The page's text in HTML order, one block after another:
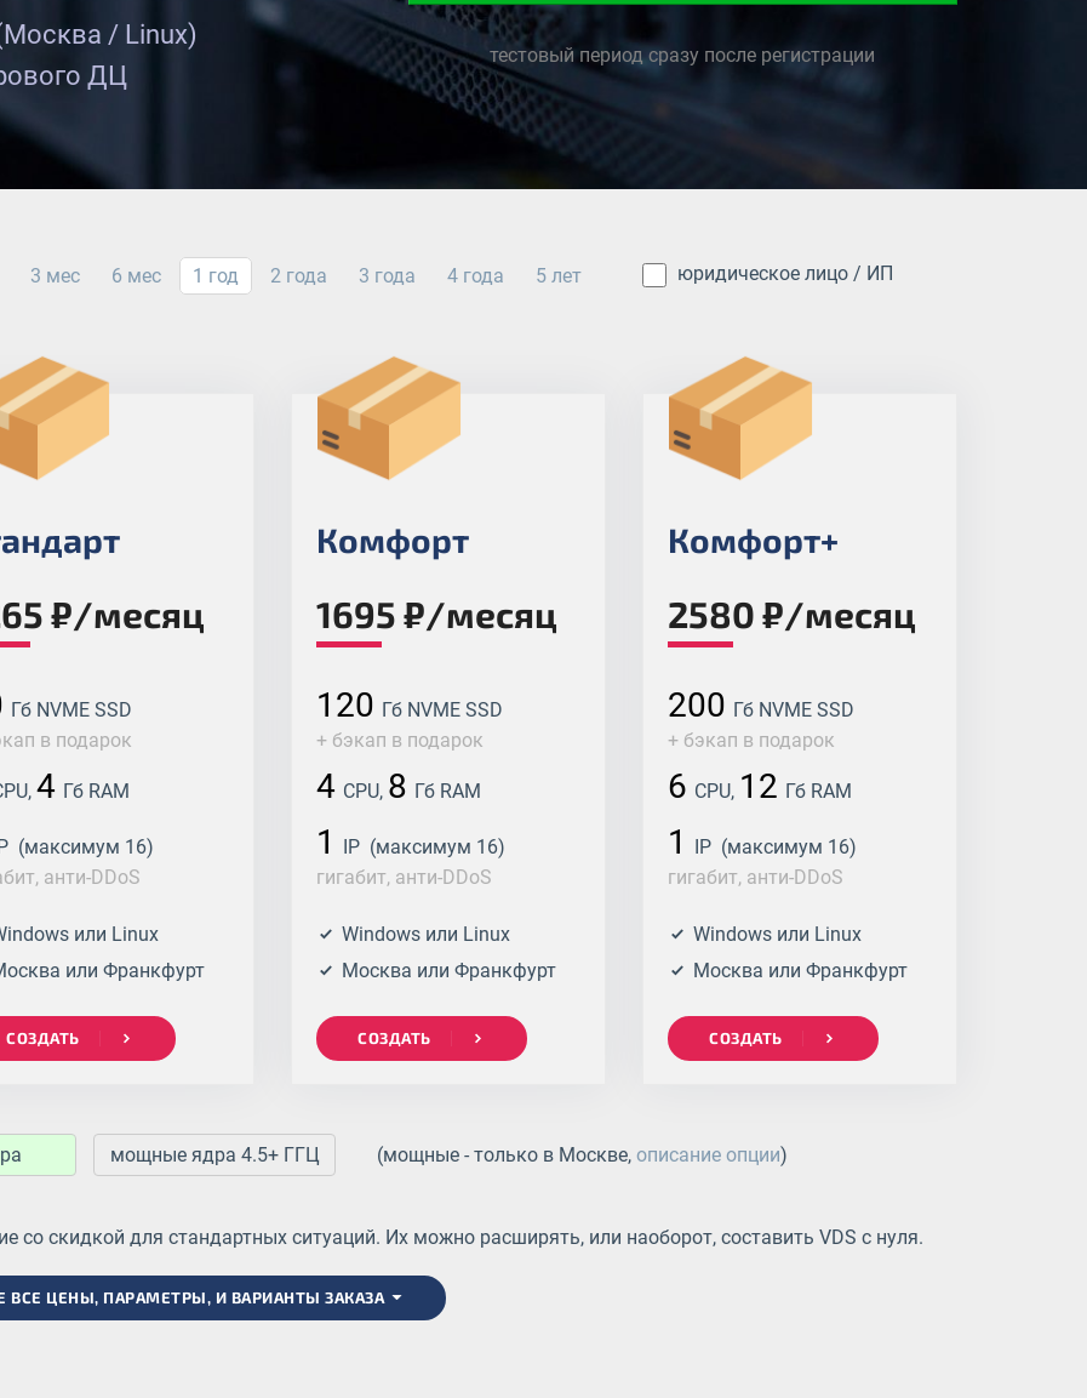
/ Linux)
ДЦ
тестовый период сразу после регистрации
3 мес 6 мес 1 год 2 года 3 года 4 года 5 лет юридическое лицо / ИП
₽/месяц
Гб NVME SSD
в подарок
4 Гб RAM
(максимум 16)
анти-DDoS
или Linux
или Франкфурт
СОЗДАТЬ
Комфорт
1695 ₽/месяц
120 Гб NVME SSD
+ бэкап в подарок
4 CPU, 8 Гб RAM
1
IP (максимум 16)
гигабит, анти-DDoS
Windows или Linux
Москва или Франкфурт
СОЗДАТЬ
Комфорт+
2580 ₽/месяц
200 Гб NVME SSD
+ бэкап в подарок
6 CPU, 12 Гб RAM
1
IP (максимум 16)
гигабит, анти-DDoS
Windows или Linux
Москва или Франкфурт
СОЗДАТЬ
мощные ядра 4.5+ ГГЦ (мощные - только в Москве, описание опции)
со скидкой для стандартных ситуаций. Их можно расширять, или наоборот, составить VDS с нуля.
ЦЕНЫ, ПАРАМЕТРЫ, И ВАРИАНТЫ ЗАКАЗА